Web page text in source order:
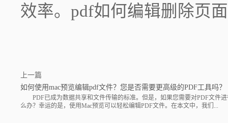
效率。pdf如何编辑删除页
上一篇
如何使用mac预览编辑pdf文件？您是否需要更高级的PDF工具吗？
PDF已成为数据共享和文件传输的标准。但是，如果您需要对PDF文件进
么办？幸运的是，使用Mac预览可以轻松编辑PDF文件。在本文中，我们...